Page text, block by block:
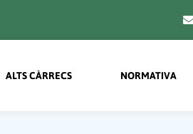
principal
ALTS CÀRRECS NORMATIVA